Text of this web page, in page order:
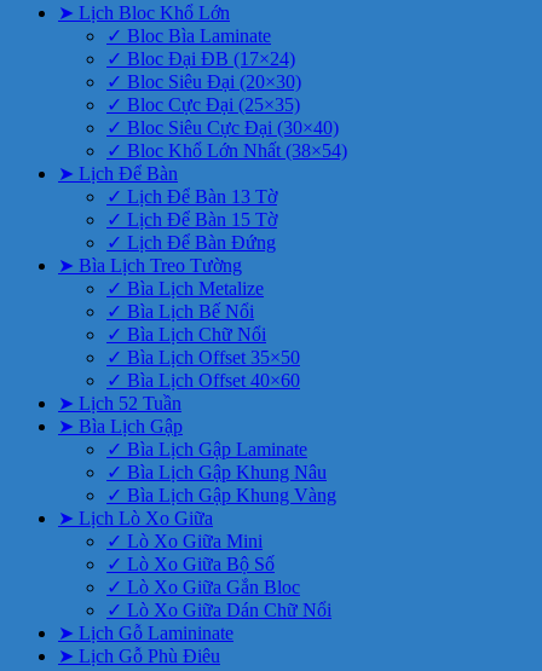
➤ Lịch Bloc Khổ Lớn
✓ Bloc Bìa Laminate
✓ Bloc Đại ĐB (17×24)
✓ Bloc Siêu Đại (20×30)
✓ Bloc Cực Đại (25×35)
✓ Bloc Siêu Cực Đại (30×40)
✓ Bloc Khổ Lớn Nhất (38×54)
➤ Lịch Để Bàn
✓ Lịch Để Bàn 13 Tờ
✓ Lịch Để Bàn 15 Tờ
✓ Lịch Để Bàn Đứng
➤ Bìa Lịch Treo Tường
✓ Bìa Lịch Metalize
✓ Bìa Lịch Bế Nổi
✓ Bìa Lịch Chữ Nổi
✓ Bìa Lịch Offset 35×50
✓ Bìa Lịch Offset 40×60
➤ Lịch 52 Tuần
➤ Bìa Lịch Gập
✓ Bìa Lịch Gập Laminate
✓ Bìa Lịch Gập Khung Nâu
✓ Bìa Lịch Gập Khung Vàng
➤ Lịch Lò Xo Giữa
✓ Lò Xo Giữa Mini
✓ Lò Xo Giữa Bộ Số
✓ Lò Xo Giữa Gắn Bloc
✓ Lò Xo Giữa Dán Chữ Nổi
➤ Lịch Gỗ Lamininate
➤ Lịch Gỗ Phù Điêu